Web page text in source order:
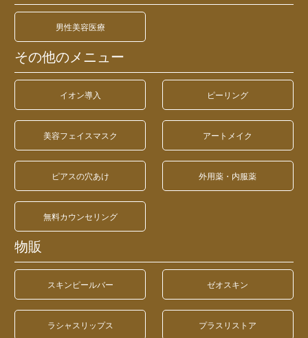
男性美容医療
その他のメニュー
イオン導入 ピーリング
美容フェイスマスク アートメイク
ピアスの穴あけ 外用薬・内服薬
無料カウンセリング
物販
スキンピールバー ゼオスキン
ラシャスリップス プラスリストア